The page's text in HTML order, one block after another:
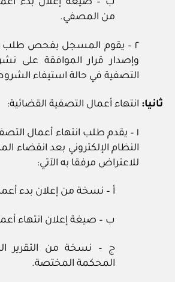
ب – صيغة إعلان بدء
من المصفي.
٢ – يقوم المسجل بفحص طلب
وإصدار قرار الموافقة على
التصفية في حالة استيفاء
ثانيا: انتهاء أعمال التصفية القضائية:
١ – يقدم طلب انتهاء أعمال
النظام الإلكتروني بعد انقضاء
للاعتراض مرفقا به الآتي:
أ – نسخة من إعلان بدء
ب – صيغة إعلان انتهاء
ج – نسخة من التقرير
المحكمة المختصة.